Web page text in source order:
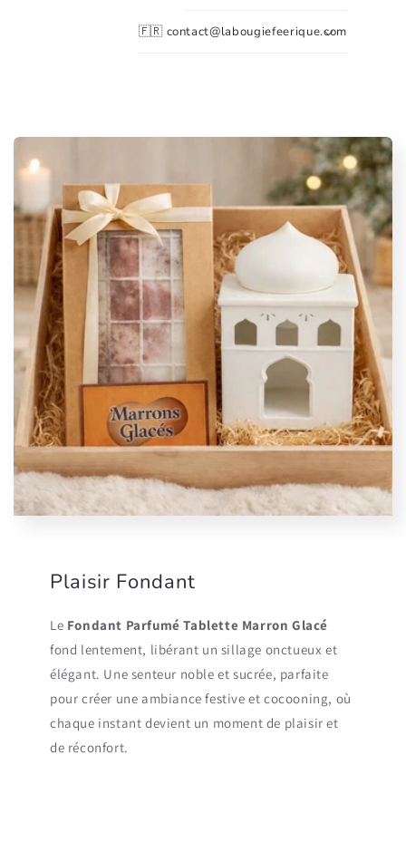
🇫🇷 contact@labougiefeerique.com
Plaisir Fondant
Le Fondant Parfumé Tablette Marron Glacé
fond lentement, libérant un sillage onctueux et
élégant. Une senteur noble et sucrée, parfaite
pour créer une ambiance festive et cocooning, où
chaque instant devient un moment de plaisir et
de réconfort.